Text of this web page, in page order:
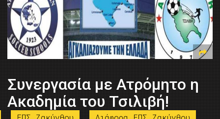
Συνεργασία με Ατρόμητο η
Ακαδημία του Τσιλιβή!